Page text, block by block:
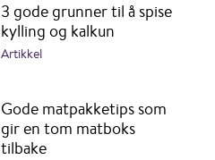
3 gode grunner til å spise
kylling og kalkun
Artikkel
Gode matpakketips som
gir en tom matboks
tilbake